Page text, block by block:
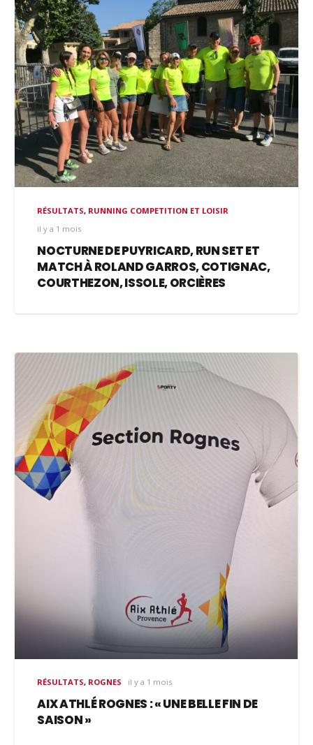
RÉSULTATS, RUNNING COMPETITION ET LOISIR
il y a 1 mois
NOCTURNE DE PUYRICARD, RUN SET ET
MATCH À ROLAND GARROS, COTIGNAC,
COURTHEZON, ISSOLE, ORCIÈRES
RÉSULTATS, ROGNES il y a 1 mois
AIX ATHLÉ ROGNES : « UNE BELLE FIN DE
SAISON »